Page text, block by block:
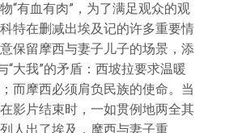
“有血有肉”，为了满足观众的观
特在删减出埃及记的许多重要情
保留摩西与妻子儿子的场景，添
“大我”的矛盾：西坡拉要求温暖
而摩西必须肩负民族的使命。当
影片结束时，一如贯例地两全其
人出了埃及，摩西与妻子重